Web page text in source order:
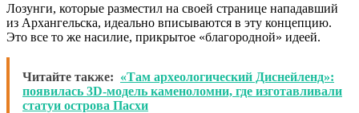
Лозунги, которые разместил на своей странице нападавший
из Архангельска, идеально вписываются в эту концепцию.
Это все то же насилие, прикрытое «благородной» идеей.
Читайте также: «Там археологический Диснейленд»:
появилась 3D-модель каменоломни, где изготавливали
статуи острова Пасхи